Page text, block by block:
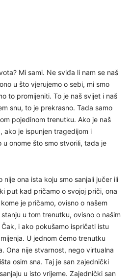
Mi sami. Ne sviđa li nam se naš
u što vjerujemo o sebi, mi smo
to promijeniti. To je naš svijet i naš
snu, to je prekrasno. Tada samo
pojedinom trenutku. Ako je naš
ako je ispunjen tragedijom i
u onome što smo stvorili, tada je
nije ona ista koju smo sanjali jučer ili
put kad pričamo o svojoj priči, ona
je pričamo, ovisno o našem
u tom trenutku, ovisno o našim
i ako pokušamo ispričati istu
U jednom ćemo trenutku
Ona nije stvarnost, nego virtualna
osim sna. Taj je san zajednički
u isto vrijeme. Zajednički san